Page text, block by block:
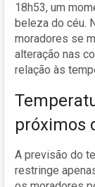
18h53, um
beleza do céu.
moradores se
alteração nas
relação às
próximos
A previsão do
restringe